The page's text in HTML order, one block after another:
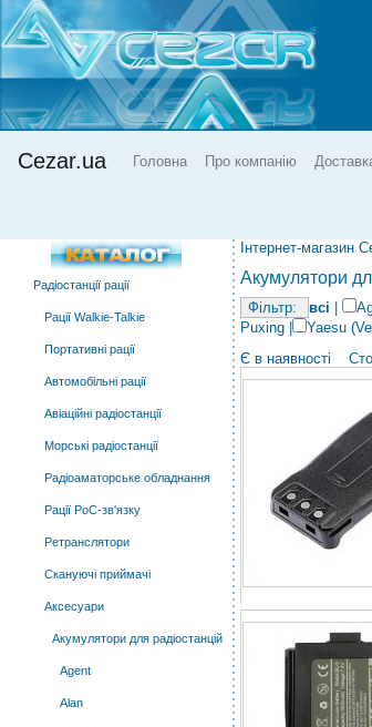
Cezar.ua Головна Про компанію
Радіостанції рації
Рації Walkie-Talkie
Портативні рації
Автомобільні рації
Авіаційні радіостанції
Морські радіостанції
Радіоаматорське обладнання
Рації PoC-зв'язку
Ретранслятори
Скануючі приймачі
Аксесуари
Акумулятори для радіостанцій
Agent
Alan
Інтернет-магазин
Акумулятори
всі
Puxing
Yaesu
Є в наявності